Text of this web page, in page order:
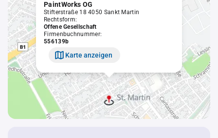
PaintWorks OG
Stifterstraße 18 4050 Sankt Martin
Rechtsform:
Offene Gesellschaft
Firmenbuchnummer:
556139b
Karte anzeigen